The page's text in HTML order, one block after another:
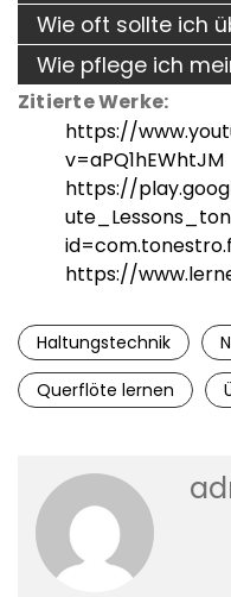
Wie oft sollte ich
Wie pflege ich
Zitierte Werke:
https://
v=aPQ1hEWhtJM
https://
https://
Haltungstechnik
Querflöte lernen